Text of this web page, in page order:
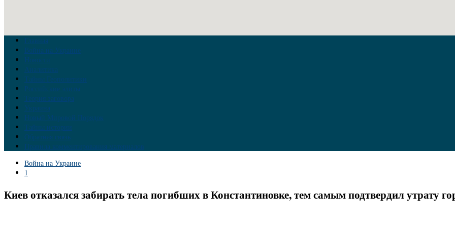
Главная
Война на Украине
Новости
Аналитика
Тайны Геополитики
Российские элиты
Теория заговора
Украина
Новый Мировой Порядок
Тайны истории
Обратная связь
Правила комментирования материалов
Война на Украине
1
Киев отказался забирать тела погибших в Константиновке, тем самым подтвердил утрату